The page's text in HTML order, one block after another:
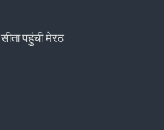
पहुंची मेरठ